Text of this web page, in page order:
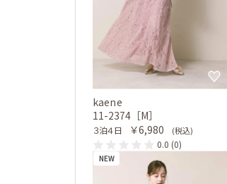
kaene
11-2374［M］
３泊４日 ￥6,980 (税込)
0.0 (0)
NEW